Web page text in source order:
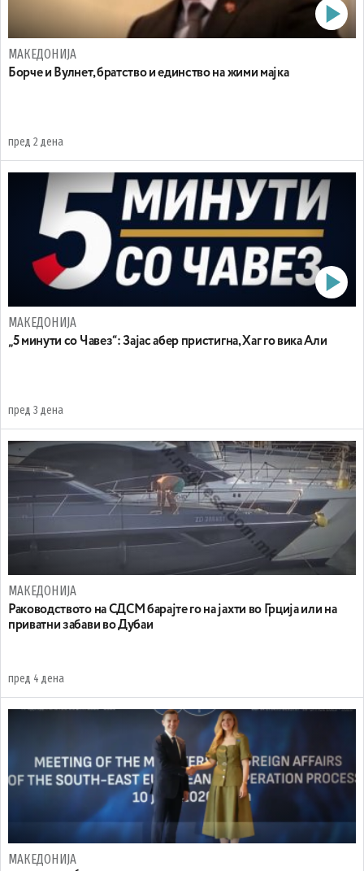
МАКЕДОНИЈА
Борче и Вулнет, братство и единство на жими мајка
пред 2 дена
МАКЕДОНИЈА
„5 минути со Чавез“: Зајас абер пристигна, Хаг го вика Али
пред 3 дена
МАКЕДОНИЈА
Раководството на СДСМ барајте го на јахти во Грција или на
приватни забави во Дубаи
пред 4 дена
МАКЕДОНИЈА